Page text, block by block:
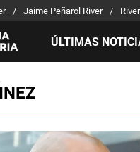
Jaime Peñarol River
ÚLTIMAS
Selección Argentina